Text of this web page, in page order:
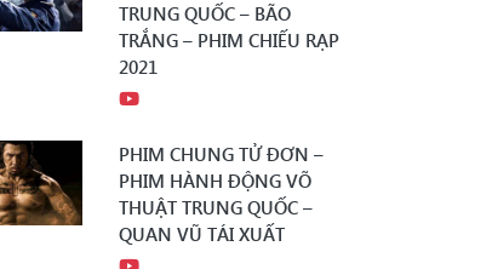
TRUNG QUỐC – BÃO
TRẮNG – PHIM CHIẾU RẠP
2021
PHIM CHUNG TỬ ĐƠN –
PHIM HÀNH ĐỘNG VÕ
THUẬT TRUNG QUỐC –
QUAN VŨ TÁI XUẤT